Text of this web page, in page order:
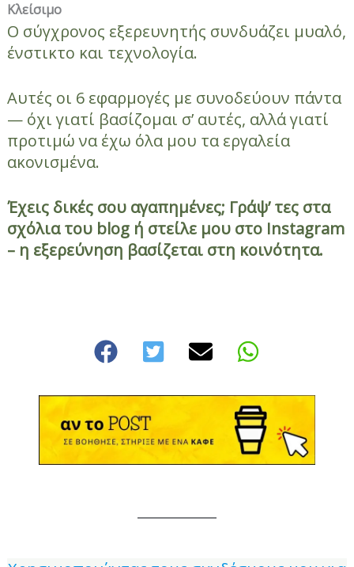
Κλείσιμο
Ο σύγχρονος εξερευνητής συνδυάζει μυαλό,
ένστικτο και τεχνολογία.
Αυτές οι 6 εφαρμογές με συνοδεύουν πάντα
— όχι γιατί βασίζομαι σ’ αυτές, αλλά γιατί
προτιμώ να έχω όλα μου τα εργαλεία
ακονισμένα.
Έχεις δικές σου αγαπημένες; Γράψ’ τες στα
σχόλια του blog ή στείλε μου στο Instagram
– η εξερεύνηση βασίζεται στη κοινότητα.